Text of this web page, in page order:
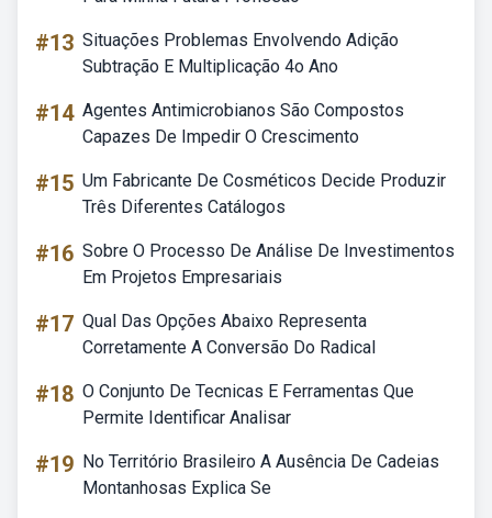
#13 Situações Problemas Envolvendo Adição
Subtração E Multiplicação 4o Ano
#14 Agentes Antimicrobianos São Compostos
Capazes De Impedir O Crescimento
#15 Um Fabricante De Cosméticos Decide Produzir
Três Diferentes Catálogos
#16 Sobre O Processo De Análise De Investimentos
Em Projetos Empresariais
#17 Qual Das Opções Abaixo Representa
Corretamente A Conversão Do Radical
#18 O Conjunto De Tecnicas E Ferramentas Que
Permite Identificar Analisar
#19 No Território Brasileiro A Ausência De Cadeias
Montanhosas Explica Se